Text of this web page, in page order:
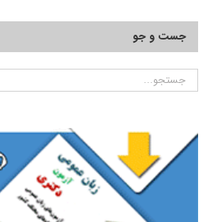
جست و جو
جستجو